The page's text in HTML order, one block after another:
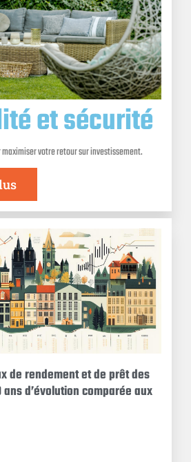
et sécurité
votre retour sur investissement.
de rendement et de prêt des
ans d’évolution comparée aux